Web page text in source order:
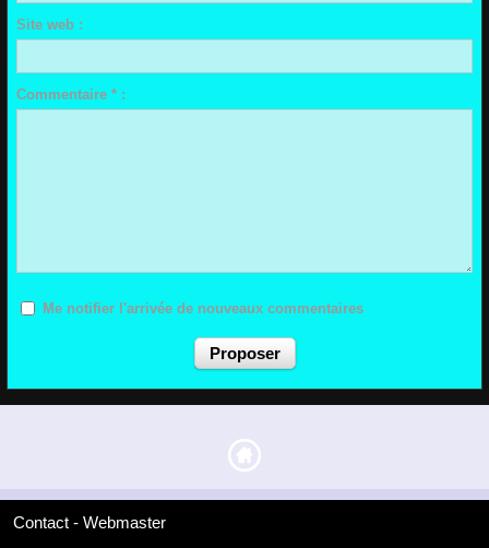
Site web :
Commentaire * :
Me notifier l'arrivée de nouveaux commentaires
Contact - Webmaster